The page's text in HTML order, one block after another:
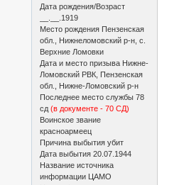
Дата рождения/Возраст
__.__.1919
Место рождения Пензенская
обл., Нижнеломовский р-н, с.
Верхние Ломовки
Дата и место призыва Нижне-
Ломовский РВК, Пензенская
обл., Нижне-Ломовский р-н
Последнее место службы 78
сд(в документе - 70 СД)
Воинское звание
красноармеец
Причина выбытия убит
Дата выбытия 20.07.1944
Название источника
информации ЦАМО